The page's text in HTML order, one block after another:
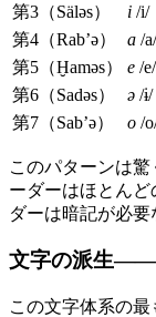
第3（Säləs）
i /i/
第4（Rab’ə）
a /a/
第5（Ḫaməs）
e /e/
第6（Sadəs）
ə /ɨ/
第7（Sab’ə）
o /
このパターンは
ーダーはほとん
ダーは暗記が必要
文字の派生——
この文字体系の